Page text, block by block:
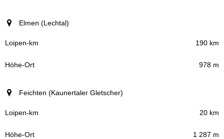
Elmen (Lechtal)
190 km
978 m
Feichten (Kaunertaler Gletscher)
20 km
1 287 m